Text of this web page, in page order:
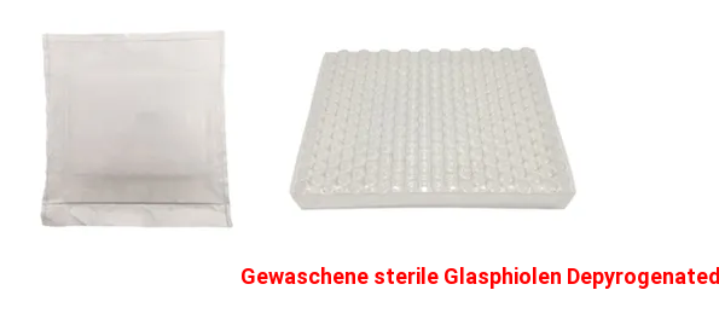
Gewaschene sterile Glasphiolen Depyrogenated